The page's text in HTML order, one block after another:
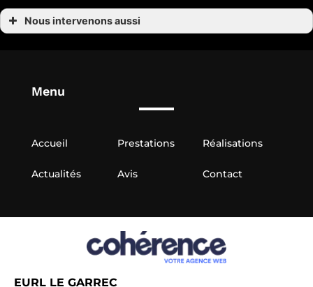
Nous intervenons aussi
Pose de parquet à Erdeven et La Trinité-sur-Mer
Menu
Accueil Prestations Réalisations
Actualités Avis Contact
EURL LE GARREC